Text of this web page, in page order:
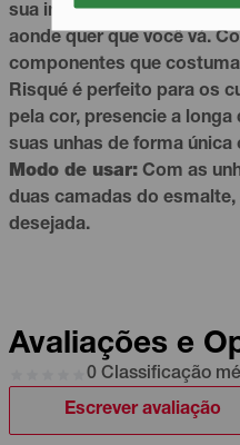
sua imaginação e crie
aonde quer que você vá.
componentes que
Risqué é perfeito para os
pela cor, presencie a longa
suas unhas de forma
Modo de usar: Com as
duas camadas do
desejada.
Avaliações e
0 Classificação
Escrever avaliação